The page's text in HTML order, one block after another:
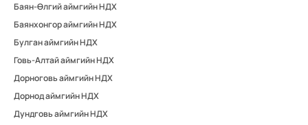
Баян-Өлгий аймгийн НДХ
Баянхонгор аймгийн НДХ
Булган аймгийн НДХ
Говь-Алтай аймгийн НДХ
Дорноговь аймгийн НДХ
Дорнод аймгийн НДХ
Дундговь аймгийн НДХ